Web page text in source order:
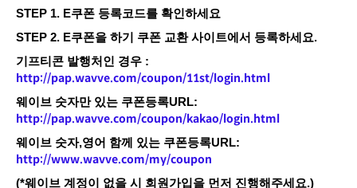
STEP 1. E쿠폰 등록코드를 확인하세요
STEP 2. E쿠폰을 하기 쿠폰 교환 사이트에서 등록하세요.
기프티콘 발행처인 경우 :
http://pap.wavve.com/coupon/11st/login.html
웨이브 숫자만 있는 쿠폰등록URL:
http://pap.wavve.com/coupon/kakao/login.html
웨이브 숫자,영어 함께 있는 쿠폰등록URL:
http://www.wavve.com/my/coupon
(*웨이브 계정이 없을 시 회원가입을 먼저 진행해주세요.)